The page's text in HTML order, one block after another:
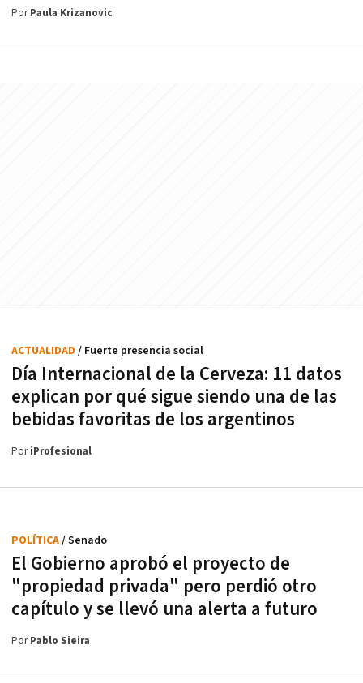
PorPaula Krizanovic
Día Internacional de la Cerveza: 11 datos
explican por qué sigue siendo una de las
bebidas favoritas de los argentinos
ACTUALIDAD / Fuerte presencia social
PoriProfesional
El Gobierno aprobó el proyecto de
"propiedad privada" pero perdió otro
capítulo y se llevó una alerta a futuro
POLÍTICA/ Senado
PorPablo Sieira